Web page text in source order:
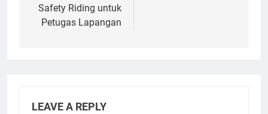
Safety Riding untuk
Petugas Lapangan
LEAVE A REPLY